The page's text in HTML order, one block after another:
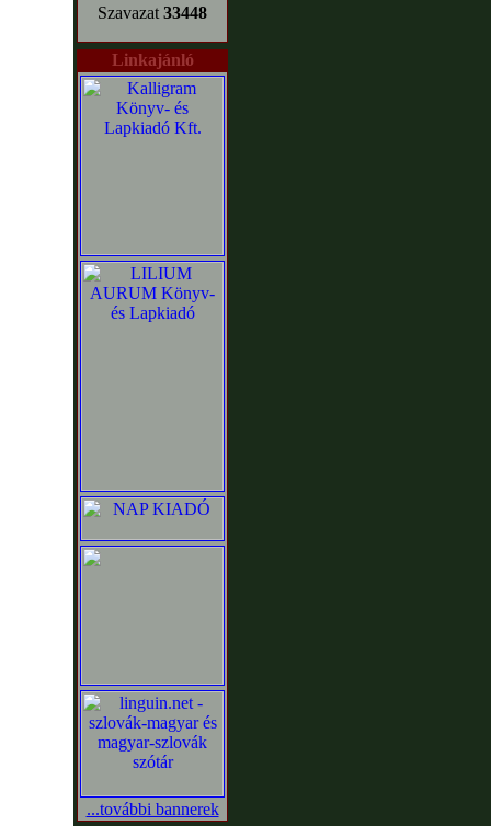
Szavazat 33448
Linkajánló
...további bannerek